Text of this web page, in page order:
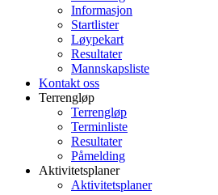
Informasjon
Startlister
Løypekart
Resultater
Mannskapsliste
Kontakt oss
Terrengløp
Terrengløp
Terminliste
Resultater
Påmelding
Aktivitetsplaner
Aktivitetsplaner